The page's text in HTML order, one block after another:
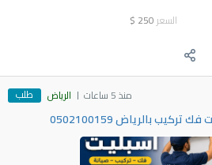
السعر 250
$
منذ 5 ساعات الرياض طلب
بالرياض 0502100159